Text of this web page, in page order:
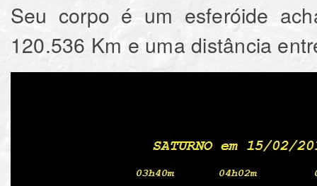
Seu corpo é um esferóide
120.536 Km e uma distância